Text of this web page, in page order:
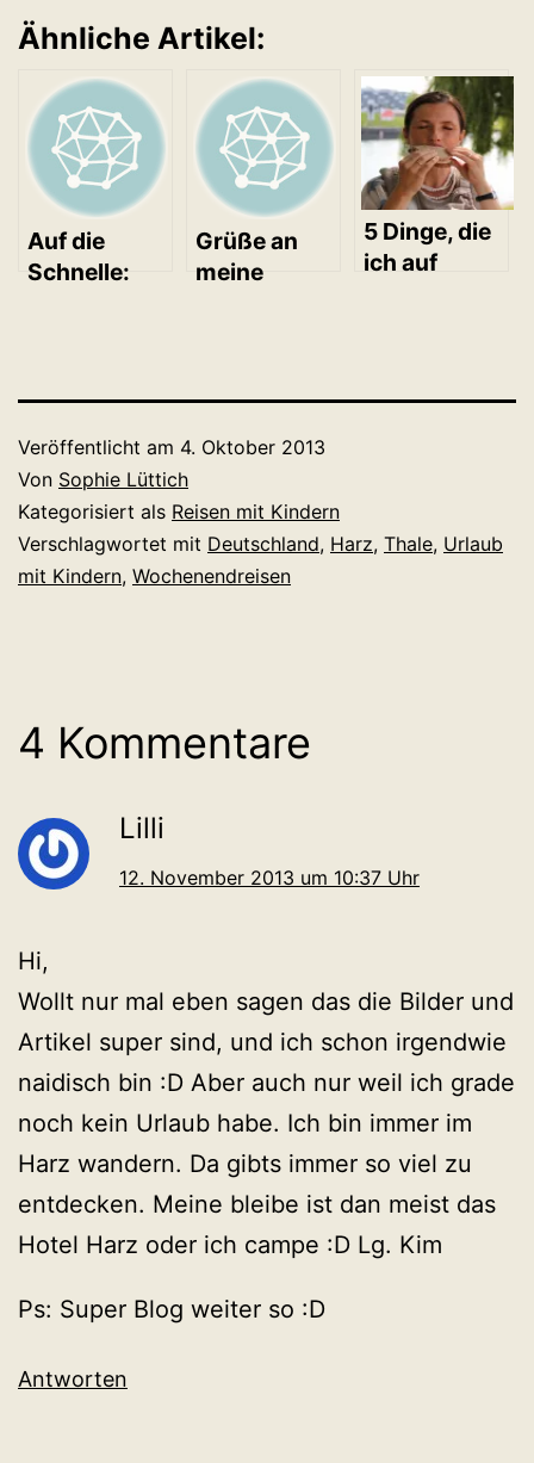
Ähnliche Artikel:
Auf die
Schnelle:
Knilchbar!
Grüße an
meine
5 Dinge, die
ich auf
Veröffentlicht am 4. Oktober 2013
Von Sophie Lüttich
Kategorisiert als Reisen mit Kindern
Verschlagwortet mit Deutschland, Harz, Thale, Urlaub
mit Kindern, Wochenendreisen
4 Kommentare
Lilli
12. November 2013 um 10:37 Uhr
Hi,
Wollt nur mal eben sagen das die Bilder und
Artikel super sind, und ich schon irgendwie
naidisch bin :D Aber auch nur weil ich grade
noch kein Urlaub habe. Ich bin immer im
Harz wandern. Da gibts immer so viel zu
entdecken. Meine bleibe ist dan meist das
Hotel Harz oder ich campe :D Lg. Kim
Ps: Super Blog weiter so :D
Antworten